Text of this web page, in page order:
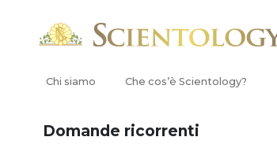
Chi siamo Che cos’è Scientology?
Domande ricorrenti